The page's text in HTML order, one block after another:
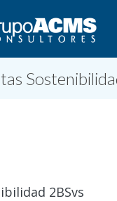
2BSvs